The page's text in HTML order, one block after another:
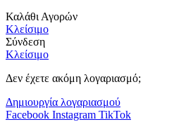
Καλάθι Αγορών
Κλείσιμο
Σύνδεση
Κλείσιμο
Δεν έχετε ακόμη λογαριασμό;
Δημιουργία λογαριασμού
Facebook Instagram TikTok